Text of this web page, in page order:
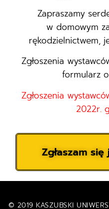
Zapraszamy
w domowym
rękodzielnictwem,
Zgłoszenia
formularz
Zgłoszenia
2022r.
Zgłaszam
© 2019 KASZUBSKI